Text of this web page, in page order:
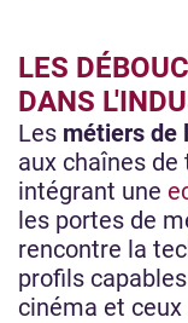
LES
DANS
Les métiers de
aux chaînes de
intégrant une
les portes de
rencontre la
profils
cinéma et